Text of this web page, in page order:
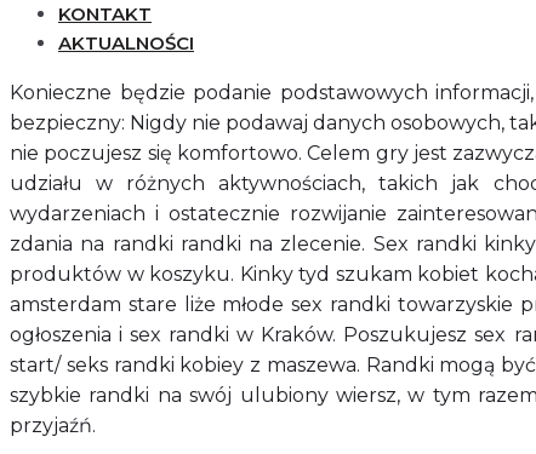
KONTAKT
AKTUALNOŚCI
Konieczne będzie podanie podstawowych
bezpieczny: Nigdy nie podawaj danych osobowych,
nie poczujesz się komfortowo. Celem gry jest
udziału w różnych aktywnościach, takich jak
wydarzeniach i ostatecznie rozwijanie
zdania na randki randki na zlecenie. Sex randki
produktów w koszyku. Kinky tyd szukam kobiet
amsterdam stare liże młode sex randki
ogłoszenia i sex randki w Kraków. Poszukujesz sex
start/ seks randki kobiey z maszewa. Randki mogą
szybkie randki na swój ulubiony wiersz, w tym
przyjaźń.